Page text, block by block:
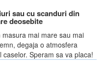
sau cu scanduri din
deosebite
mai mare sau mai
degaja o atmosfera
Speram sa va placa!